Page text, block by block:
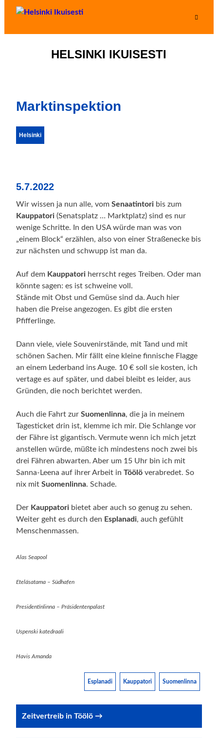
HELSINKI IKUISESTI
Marktinspektion
Helsinki
5.7.2022
Wir wissen ja nun alle, vom Senaatintoribis zum
Kauppatori(Senatsplatz … Marktplatz) sind es nur
wenige Schritte. In den USA würde man was von
„einem Block“ erzählen, also von einer Straßenecke bis
zur nächsten und schwupp ist man da.
Auf dem Kauppatoriherrscht reges Treiben. Oder man
könnte sagen: es ist schweine voll.
Stände mit Obst und Gemüse sind da. Auch hier
haben die Preise angezogen. Es gibt die ersten
Pfifferlinge.
Dann viele, viele Souvenirstände, mit Tand und mit
schönen Sachen. Mir fällt eine kleine finnische Flagge
an einem Lederband ins Auge. 10 € soll sie kosten, ich
vertage es auf später, und dabei bleibt es leider, aus
Gründen, die noch berichtet werden.
Auch die Fahrt zur Suomenlinna, die ja in meinem
Tagesticket drin ist, klemme ich mir. Die Schlange vor
der Fähre ist gigantisch. Vermute wenn ich mich jetzt
anstellen würde, müßte ich mindestens noch zwei bis
drei Fähren abwarten. Aber um 15 Uhr bin ich mit
Sanna-Leena auf ihrer Arbeit in Töölöverabredet. So
nix mit Suomenlinna. Schade.
Der Kauppatoribietet aber auch so genug zu sehen.
Weiter geht es durch den Esplanadi, auch gefühlt
Menschenmassen.
Alas Seapool
Eteläsatama – Südhafen
Presidentinlinna – Präsidentenpalast
Uspenski katedraali
Havis Amanda
Esplanadi Kauppatori Suomenlinna
Post
navigation
Zeitvertreib in Töölö →